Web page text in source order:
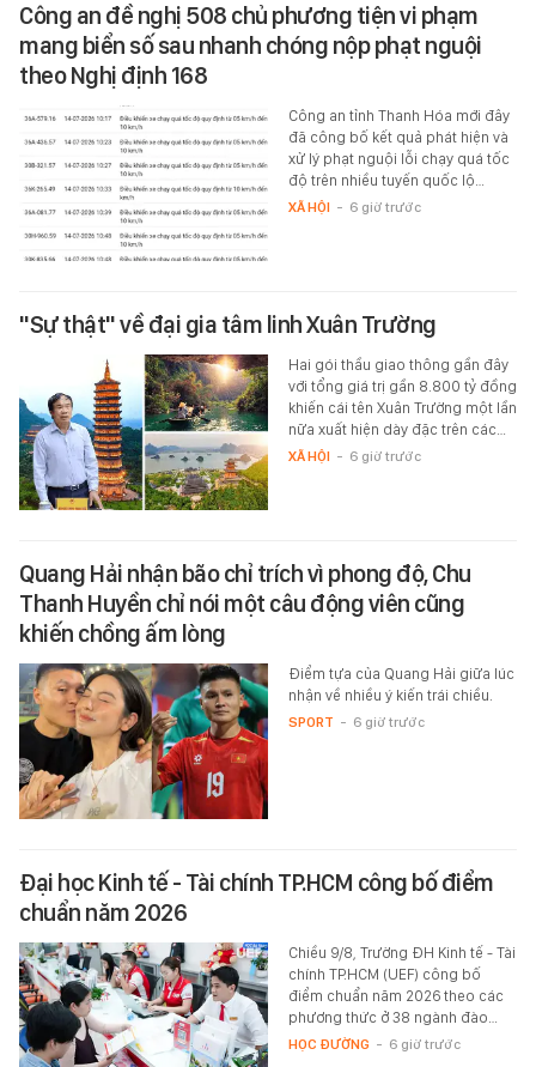
Công an đề nghị 508 chủ phương tiện vi phạm
mang biển số sau nhanh chóng nộp phạt nguội
theo Nghị định 168
Công an tỉnh Thanh Hóa mới đây
đã công bố kết quả phát hiện và
xử lý phạt nguội lỗi chạy quá tốc
độ trên nhiều tuyến quốc lộ…
XÃ HỘI - 6 giờ trước
"Sự thật" về đại gia tâm linh Xuân Trường
Hai gói thầu giao thông gần đây
với tổng giá trị gần 8.800 tỷ đồng
khiến cái tên Xuân Trường một lần
nữa xuất hiện dày đặc trên các…
XÃ HỘI - 6 giờ trước
Quang Hải nhận bão chỉ trích vì phong độ, Chu
Thanh Huyền chỉ nói một câu động viên cũng
khiến chồng ấm lòng
Điểm tựa của Quang Hải giữa lúc
nhận về nhiều ý kiến trái chiều.
SPORT - 6 giờ trước
Đại học Kinh tế - Tài chính TP.HCM công bố điểm
chuẩn năm 2026
Chiều 9/8, Trường ĐH Kinh tế - Tài
chính TP.HCM (UEF) công bố
điểm chuẩn năm 2026 theo các
phương thức ở 38 ngành đào…
HỌC ĐƯỜNG - 6 giờ trước